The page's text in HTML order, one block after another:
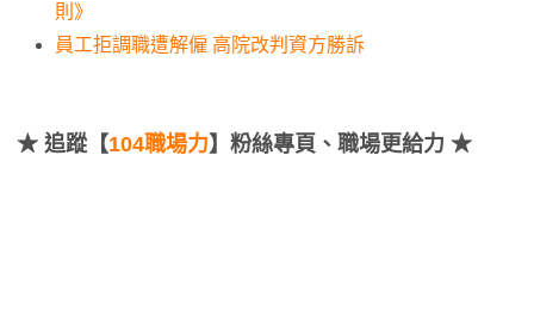
則》
員工拒調職遭解僱 高院改判資方勝訴
★ 追蹤【104職場力】粉絲專頁、職場更給力 ★